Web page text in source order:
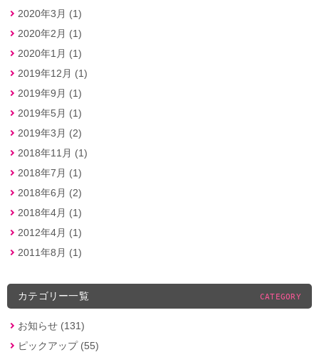
2020年3月 (1)
2020年2月 (1)
2020年1月 (1)
2019年12月 (1)
2019年9月 (1)
2019年5月 (1)
2019年3月 (2)
2018年11月 (1)
2018年7月 (1)
2018年6月 (2)
2018年4月 (1)
2012年4月 (1)
2011年8月 (1)
カテゴリー一覧 CATEGORY
お知らせ (131)
ピックアップ (55)